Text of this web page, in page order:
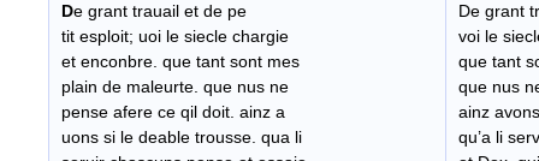
De grant trauail et de pe
tit esploit; uoi le siecle chargie
et enconbre. que tant sont mes
plain de maleurte. que nus ne
pense afere ce qil doit. ainz a
uons si le deable trousse. qua li
De grant
voi le
que tant
que nus
ainz
qu’a li